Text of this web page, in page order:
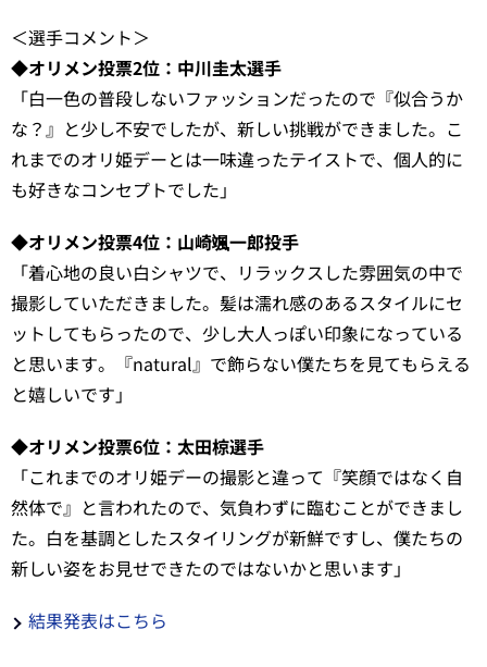
＜選手コメント＞
◆オリメン投票2位：中川圭太選手
「白一色の普段しないファッションだったので『似合うか
な？』と少し不安でしたが、新しい挑戦ができました。こ
れまでのオリ姫デーとは一味違ったテイストで、個人的に
も好きなコンセプトでした」
◆オリメン投票4位：山崎颯一郎投手
「着心地の良い白シャツで、リラックスした雰囲気の中で
撮影していただきました。髪は濡れ感のあるスタイルにセ
ットしてもらったので、少し大人っぽい印象になっている
と思います。『natural』で飾らない僕たちを見てもらえる
と嬉しいです」
◆オリメン投票6位：太田椋選手
「これまでのオリ姫デーの撮影と違って『笑顔ではなく自
然体で』と言われたので、気負わずに臨むことができまし
た。白を基調としたスタイリングが新鮮ですし、僕たちの
新しい姿をお見せできたのではないかと思います」
結果発表はこちら